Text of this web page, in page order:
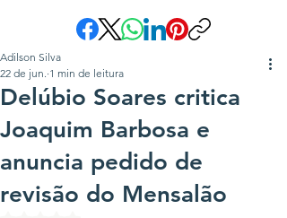
Delúbio Soares critica
Joaquim Barbosa e
anuncia pedido de
revisão do Mensalão
Adilson Silva
22 de jun. 1 min de leitura